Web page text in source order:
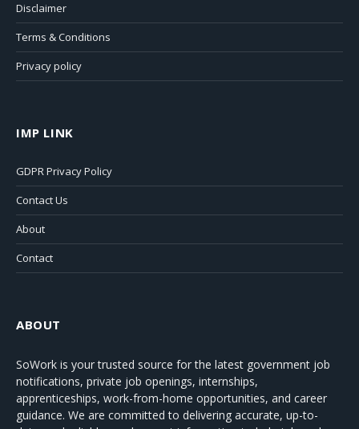
Disclaimer
Terms & Conditions
Privacy policy
IMP LINK
GDPR Privacy Policy
Contact Us
About
Contact
ABOUT
SoWork is your trusted source for the latest government job
notifications, private job openings, internships,
apprenticeships, work-from-home opportunities, and career
guidance. We are committed to delivering accurate, up-to-